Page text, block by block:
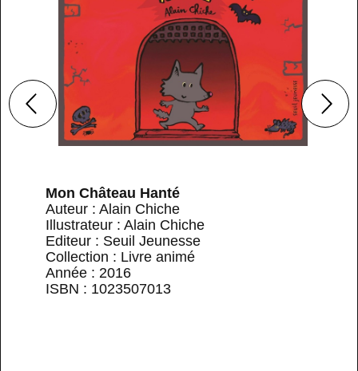
Mon Château Hanté
Auteur : Alain Chiche
Illustrateur : Alain Chiche
Editeur : Seuil Jeunesse
Collection : Livre animé
Année : 2016
ISBN : 1023507013